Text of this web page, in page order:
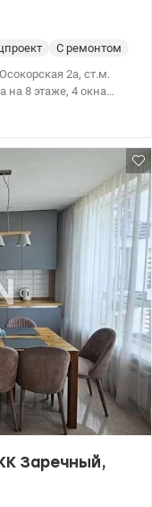
С ремонтом
2а, ст.м.
на 8 этаже, 4 окна
из окон на Днепр и
Заречный,